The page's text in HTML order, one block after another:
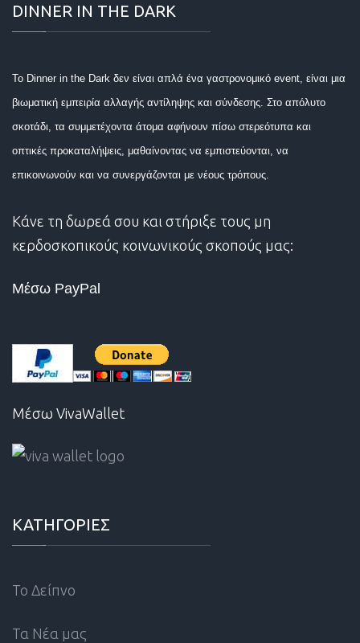
DINNER IN THE DARK
Το Dinner in the Dark δεν είναι απλά ένα γαστρονομικό event, είναι μια
βιωματική εμπειρία αλλαγής αντίληψης και σύνδεσης. Στο απόλυτο
σκοτάδι, τα συμμετέχοντα άτομα αφήνουν πίσω στερεότυπα και
οπτικές προκαταλήψεις, μαθαίνοντας να εμπιστεύονται, να
επικοινωνούν και να συνεργάζονται με νέους τρόπους.
Κάνε τη δωρεά σου και στήριξε τους μη
κερδοσκοπικούς κοινωνικούς σκοπούς μας:
Μέσω PayPal
Μέσω VivaWallet
ΚΑΤΗΓΟΡΙΕΣ
Το Δείπνο
Τα Νέα μας